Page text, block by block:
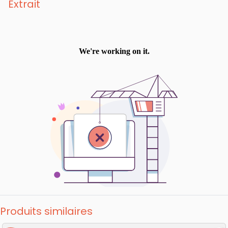
Extrait
Produits similaires